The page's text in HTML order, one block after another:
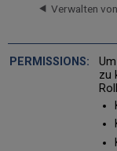
Verwendung
hinzufügen
zu